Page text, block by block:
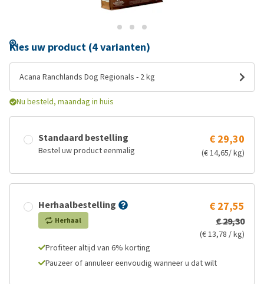
Kies uw product (4 varianten)
Acana Ranchlands Dog Regionals - 2 kg
Nu besteld, maandag in huis
Standaard bestelling
Bestel uw product eenmalig
€ 29,30
(€ 14,65/ kg)
Herhaalbestelling
Herhaal
€ 27,55
€ 29,30
(€ 13,78 / kg)
Profiteer altijd van 6% korting
Pauzeer of annuleer eenvoudig wanneer u dat wilt